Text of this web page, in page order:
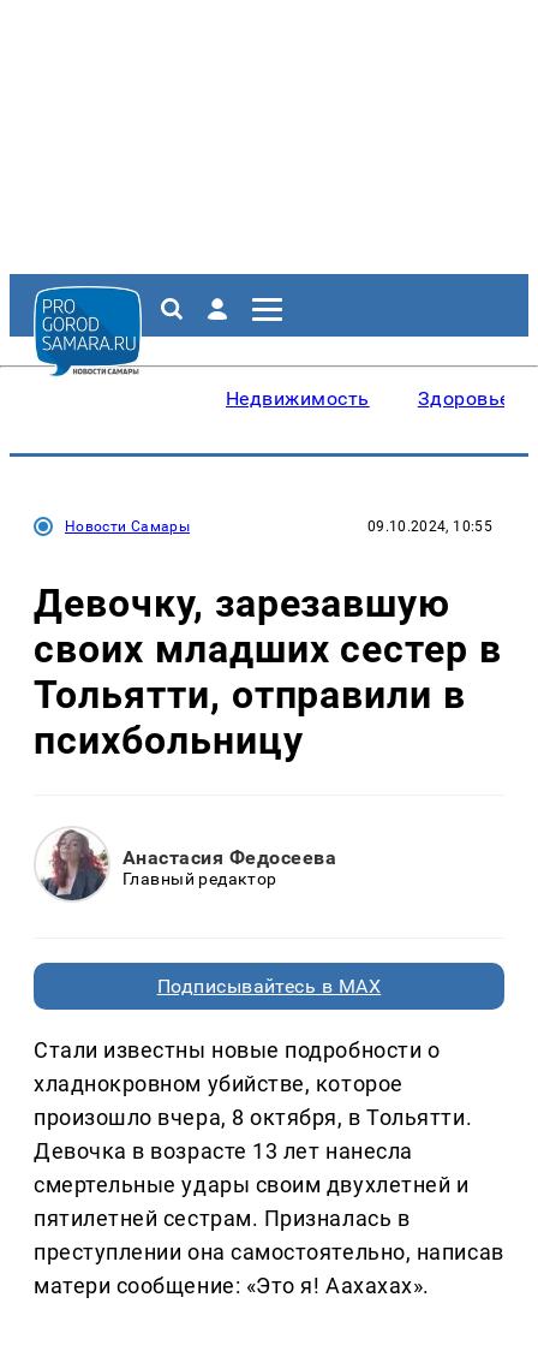
Недвижимость Здоровье
Новости Самары 09.10.2024, 10:55
Девочку, зарезавшую
своих младших сестер в
Тольятти, отправили в
психбольницу
Анастасия Федосеева
Главный редактор
Подписывайтесь в MAX
Стали известны новые подробности о
хладнокровном убийстве, которое
произошло вчера, 8 октября, в Тольятти.
Девочка в возрасте 13 лет нанесла
смертельные удары своим двухлетней и
пятилетней сестрам. Призналась в
преступлении она самостоятельно, написав
матери сообщение: «Это я! Аахахах».